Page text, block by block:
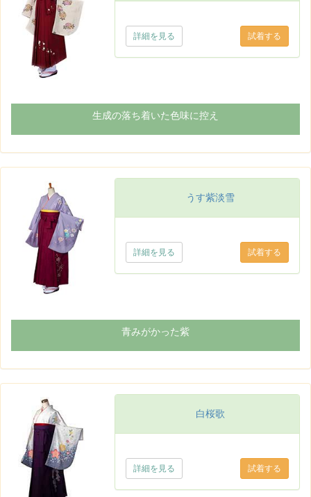
詳細を見る
生成の落ち着いた色味に控え
うす紫淡雪
詳細を見る
青みがかった紫
白桜歌
詳細を見る